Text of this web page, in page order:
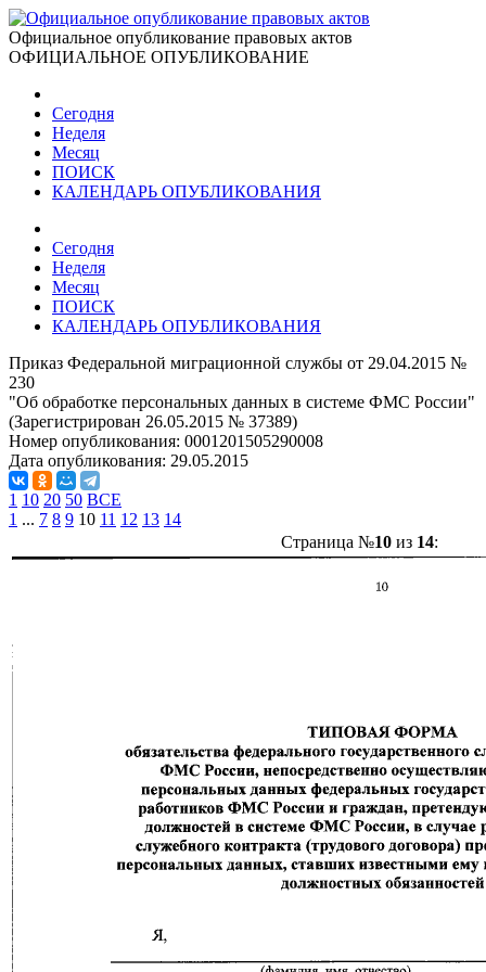
Официальное опубликование правовых актов
ОФИЦИАЛЬНОЕ ОПУБЛИКОВАНИЕ
Сегодня
Неделя
Месяц
ПОИСК
КАЛЕНДАРЬ ОПУБЛИКОВАНИЯ
Сегодня
Неделя
Месяц
ПОИСК
КАЛЕНДАРЬ ОПУБЛИКОВАНИЯ
Приказ Федеральной миграционной службы от 29.04.2015 №
230
"Об обработке персональных данных в системе ФМС России"
(Зарегистрирован 26.05.2015 № 37389)
Номер опубликования: 0001201505290008
Дата опубликования: 29.05.2015
1 10 20 50 ВСЕ
1 ... 7 8 9 10 11 12 13 14
Страница №10из 14: